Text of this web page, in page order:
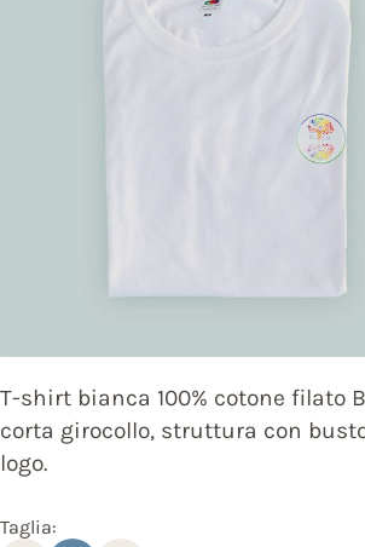
T-shirt bianca 100% cotone filato
corta girocollo, struttura con
logo.
Taglia: